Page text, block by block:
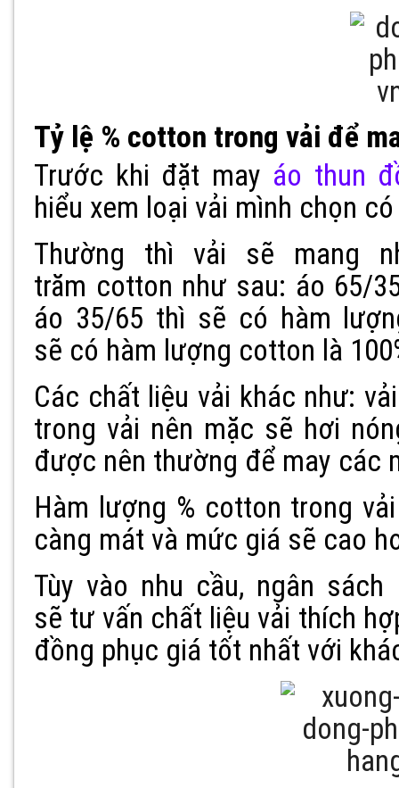
Tỷ lệ % cotton trong vải để
Trước khi đặt may áo thun
hiểu xem loại vải mình chọn
Thường thì vải sẽ mang
trăm cotton như sau: áo 65/
áo 35/65 thì sẽ có hàm
sẽ có hàm lượng cotton là
Các chất liệu vải khác như:
trong vải nên mặc sẽ hơi
được nên thường để may các
Hàm lượng % cotton trong
càng mát và mức giá sẽ cao
Tùy vào nhu cầu, ngân
sẽ tư vấn chất liệu vải thích
đồng phục giá tốt nhất với